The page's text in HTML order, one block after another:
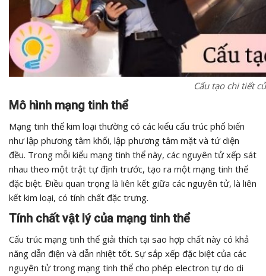
Cấu tạo chi tiết
Mô hình mạng tinh thể
Mạng tinh thể kim loại thường có các kiểu cấu trúc phổ biến
như lập phương tâm khối, lập phương tâm mặt và tứ diện
đều. Trong mỗi kiểu mạng tinh thể này, các nguyên tử xếp sát
nhau theo một trật tự định trước, tạo ra một mạng tinh thể
đặc biệt. Điều quan trọng là liên kết giữa các nguyên tử, là liên
kết kim loại, có tính chất đặc trưng.
Tính chất vật lý của mạng tinh thể
Cấu trúc mạng tinh thể giải thích tại sao hợp chất này có khả
năng dẫn điện và dẫn nhiệt tốt. Sự sắp xếp đặc biệt của các
nguyên tử trong mạng tinh thể cho phép electron tự do di